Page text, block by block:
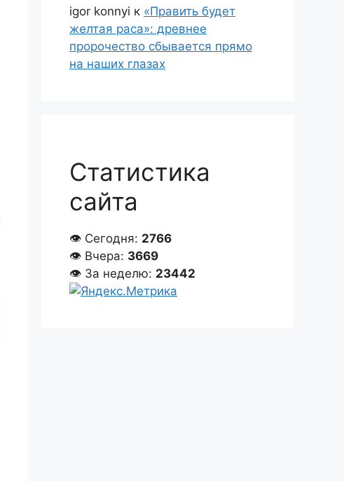
igor konnyi к «Править будет
желтая раса»: древнее
пророчество сбывается прямо
на наших глазах
Статистика
сайта
👁 Сегодня: 2766
👁 Вчера: 3669
👁 За неделю: 23442